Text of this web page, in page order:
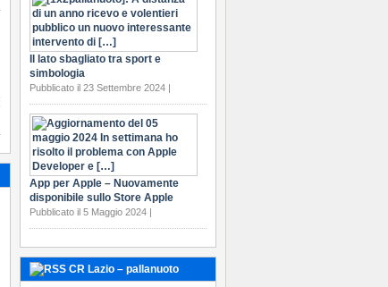
Il lato sbagliato tra sport e
simbologia
Pubblicato il 23 Settembre 2024 |
App per Apple – Nuovamente
disponibile sullo Store Apple
Pubblicato il 5 Maggio 2024 |
CR Lazio – pallanuoto